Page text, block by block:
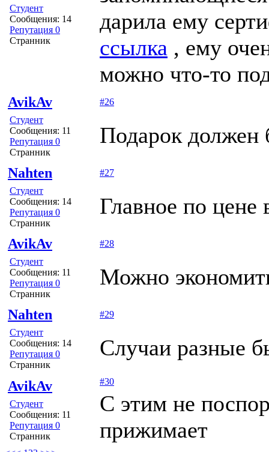
Студент
Сообщения: 14
Репутация 0
Странник
дарила ему
ссылка , ему
можно что-то
AvikAv
Студент
Сообщения: 11
Репутация 0
Странник
#26
Подарок должен
Nahten
Студент
Сообщения: 14
Репутация 0
Странник
#27
Главное по цене
AvikAv
Студент
Сообщения: 11
Репутация 0
Странник
#28
Можно
Nahten
Студент
Сообщения: 14
Репутация 0
Странник
#29
Случаи разные
AvikAv
Студент
Сообщения: 11
Репутация 0
Странник
#30
С этим не
прижимает